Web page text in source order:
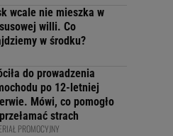
wcale nie mieszka w
willi. Co
w środku?
do prowadzenia
po 12-letniej
Mówi, co pomogło
strach
PROMOCYJNY